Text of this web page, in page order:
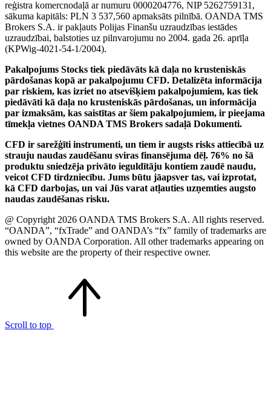
reģistra komercnodaļā ar numuru 0000204776, NIP 5262759131,
sākuma kapitāls: PLN 3 537,560 apmaksāts pilnībā. OANDA TMS
Brokers S.A. ir pakļauts Polijas Finanšu uzraudzības iestādes
uzraudzībai, balstoties uz pilnvarojumu no 2004. gada 26. aprīļa
(KPWig-4021-54-1/2004).
Pakalpojums Stocks tiek piedāvāts kā daļa no krusteniskās
pārdošanas kopā ar pakalpojumu CFD. Detalizēta informācija
par riskiem, kas izriet no atsevišķiem pakalpojumiem, kas tiek
piedāvāti kā daļa no krusteniskās pārdošanas, un informācija
par izmaksām, kas saistītas ar šiem pakalpojumiem, ir pieejama
tīmekļa vietnes OANDA TMS Brokers sadaļā Dokumenti.
CFD ir sarežģīti instrumenti, un tiem ir augsts risks attiecībā uz
strauju naudas zaudēšanu sviras finansējuma dēļ. 76% no šā
produktu sniedzēja privāto ieguldītāju kontiem zaudē naudu,
veicot CFD tirdzniecību. Jums būtu jāapsver tas, vai izprotat,
kā CFD darbojas, un vai Jūs varat atļauties uzņemties augsto
naudas zaudēšanas risku.
@ Copyright 2026 OANDA TMS Brokers S.A. All rights reserved.
“OANDA”, “fxTrade” and OANDA’s “fx” family of trademarks are
owned by OANDA Corporation. All other trademarks appearing on
this website are the property of their respective owner.
Scroll to top